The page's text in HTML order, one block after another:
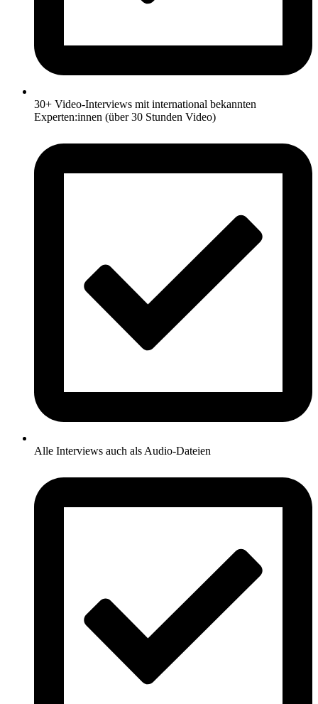
30+ Video-Interviews mit international bekannten
Experten:innen (über 30 Stunden Video)
Alle Interviews auch als Audio-Dateien